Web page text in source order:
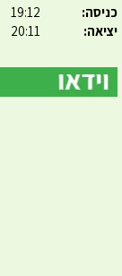
כניסה:
יציאה:
19:12
20:11